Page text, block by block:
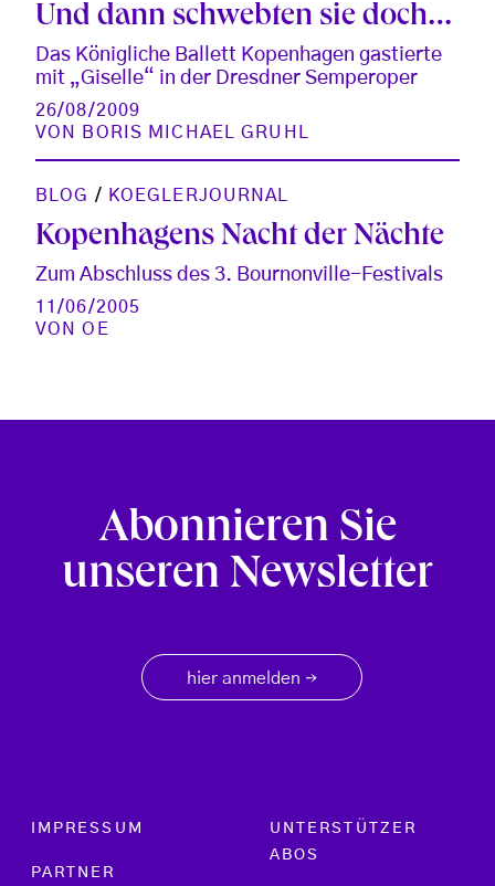
Und dann schwebten sie doch…
Das Königliche Ballett Kopenhagen gastierte
mit „Giselle“ in der Dresdner Semperoper
26/08/2009
VON
BORIS MICHAEL GRUHL
BLOG / KOEGLERJOURNAL
Kopenhagens Nacht der Nächte
Zum Abschluss des 3. Bournonville-Festivals
11/06/2005
VONOE
Abonnieren Sie
unseren Newsletter
hier anmelden →
Footer menu
IMPRESSUM
PARTNER
UNTERSTÜTZER
ABOS